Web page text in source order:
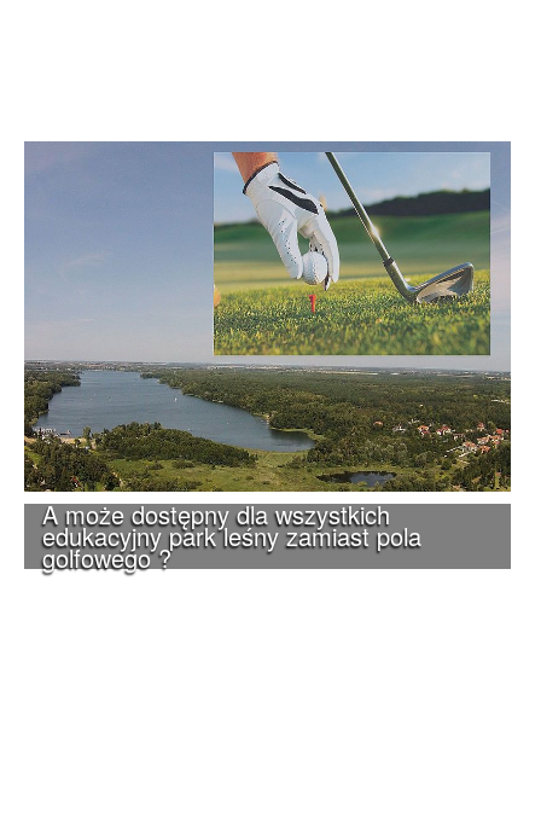
A może dostępny dla wszystkich
edukacyjny park leśny zamiast pola
golfowego ?